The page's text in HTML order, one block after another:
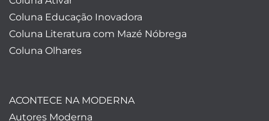
Coluna Educação Inovadora
Coluna Literatura com Mazé Nóbrega
Coluna Olhares
ACONTECE NA MODERNA
Autores Moderna